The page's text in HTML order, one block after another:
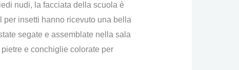
nudi, la facciata della scuola è
insetti hanno ricevuto una bella
segate e assemblate nella sala
e conchiglie colorate per